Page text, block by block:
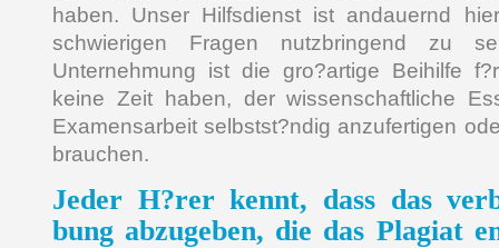
haben. Unser Hilfsdienst ist andauernd
schwierigen Fragen nutzbringend zu
Unternehmung ist die gro?artige Beihilfe
keine Zeit haben, der wissenschaftliche
Examensarbeit selbstst?ndig anzufertigen
brauchen.
Jeder H?rer kennt, dass das
bung abzugeben, die das Plagiat